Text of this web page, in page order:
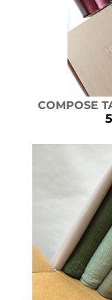
COMPOSE